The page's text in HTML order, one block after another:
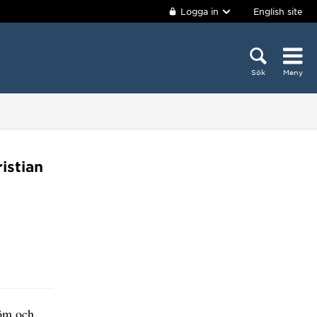
Logga in English site
Sök Meny
och